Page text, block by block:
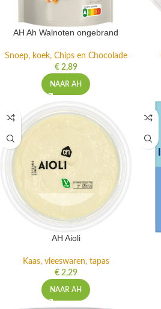
AH Ah Walnoten ongebrand
Snoep, koek, Chips en Chocolade
€2,89
NAAR AH
AH Aioli
Kaas, vleeswaren, tapas
€2,29
NAAR AH